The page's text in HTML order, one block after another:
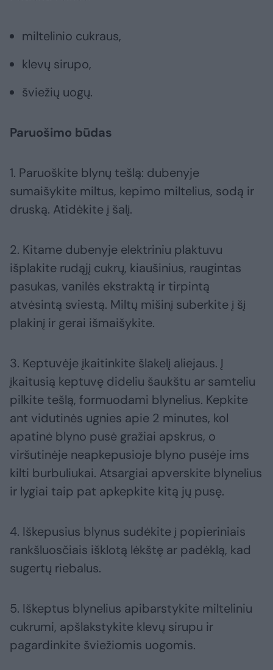
miltelinio cukraus,
klevų sirupo,
šviežių uogų.
Paruošimo būdas
1. Paruoškite blynų tešlą: dubenyje
sumaišykite miltus, kepimo miltelius, sodą ir
druską. Atidėkite į šalį.
2. Kitame dubenyje elektriniu plaktuvu
išplakite rudąjį cukrų, kiaušinius, raugintas
pasukas, vanilės ekstraktą ir tirpintą
atvėsintą sviestą. Miltų mišinį suberkite į šį
plakinį ir gerai išmaišykite.
3. Keptuvėje įkaitinkite šlakelį aliejaus. Į
įkaitusią keptuvę dideliu šaukštu ar samteliu
pilkite tešlą, formuodami blynelius. Kepkite
ant vidutinės ugnies apie 2 minutes, kol
apatinė blyno pusė gražiai apskrus, o
viršutinėje neapkepusioje blyno pusėje ims
kilti burbuliukai. Atsargiai apverskite blynelius
ir lygiai taip pat apkepkite kitą jų pusę.
4. Iškepusius blynus sudėkite į popieriniais
rankšluosčiais išklotą lėkštę ar padėklą, kad
sugertų riebalus.
5. Iškeptus blynelius apibarstykite milteliniu
cukrumi, apšlakstykite klevų sirupu ir
pagardinkite šviežiomis uogomis.